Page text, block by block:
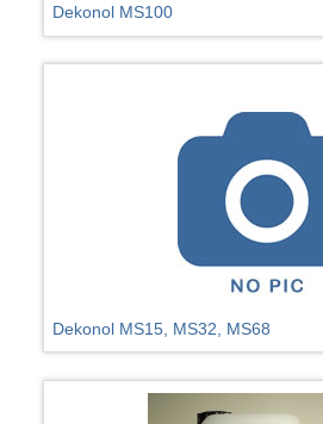
Dekonol MS100
Dekonol MS15, MS32, MS68